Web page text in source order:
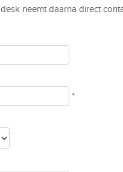
neemt daarna direct
*